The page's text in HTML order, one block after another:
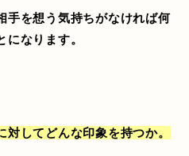
手を想う気持ちがなければ何
になります。
対してどんな印象を持つか。